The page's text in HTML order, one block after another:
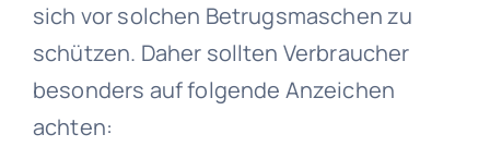
sich vor solchen Betrugsmaschen zu
schützen. Daher sollten Verbraucher
besonders auf folgende Anzeichen
achten: